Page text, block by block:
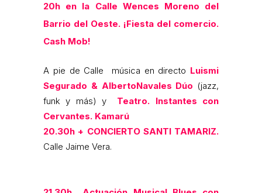
20h en la Calle Wences Moreno del
Barrio del Oeste. ¡Fiesta del comercio.
Cash Mob!
A pie de Calle música en directo Luismi
Segurado & AlbertoNavales Dúo (jazz,
funk y más) y Teatro. Instantes con
Cervantes. Kamarú
20.30h + CONCIERTO SANTI TAMARIZ.
Calle Jaime Vera.